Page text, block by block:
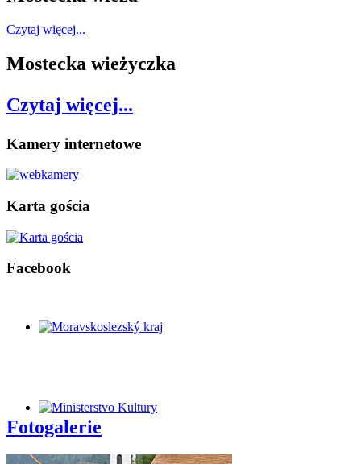
Czytaj więcej...
Mostecka wieżyczka
Czytaj więcej...
Kamery internetowe
Karta gościa
Facebook
Fotogalerie